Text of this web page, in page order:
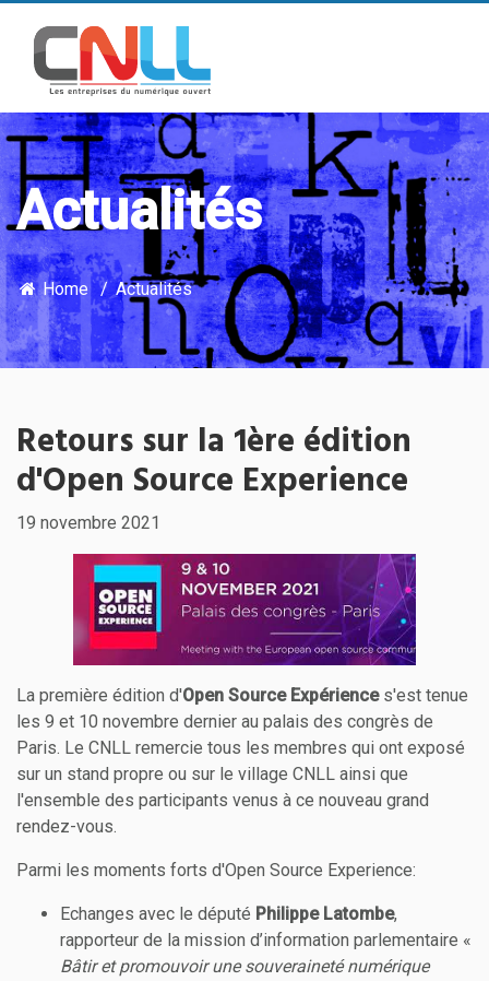
Actualités
Home Actualités
Retours sur la 1ère édition
d'Open Source Experience
19 novembre 2021
La première édition d'Open Source Expériences'est tenue
les 9 et 10 novembre dernier au palais des congrès de
Paris. Le CNLL remercie tous les membres qui ont exposé
sur un stand propre ou sur le village CNLL ainsi que
l'ensemble des participants venus à ce nouveau grand
rendez-vous.
Parmi les moments forts d'Open Source Experience:
Echanges avec le député Philippe Latombe,
rapporteur de la mission d’information parlementaire «
Bâtir et promouvoir une souveraineté numérique